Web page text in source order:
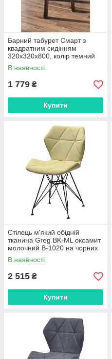
Барний табурет Смарт з
квадратним сидінням
320х320х800, колір темний
горіх (Збережений)
В наявності
1 779 ₴
Купити
Стілець м'який обідній
тканина Greg BK-ML оксамит
молочний B-1020 на чорних
ніжках, дизайн Charles&Ray
Eames
В наявності
2 515 ₴
Купити